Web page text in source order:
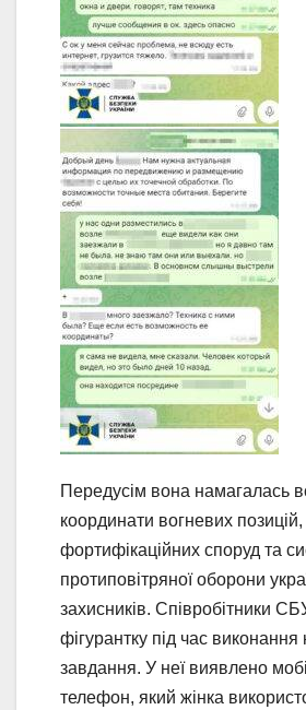
Передусім вона намагалась
координати вогневих позицій,
фортифікаційних споруд та
протиповітряної оборони
захисників. Співробітники
фігурантку під час
завдання. У неї виявлено
телефон, який жінка